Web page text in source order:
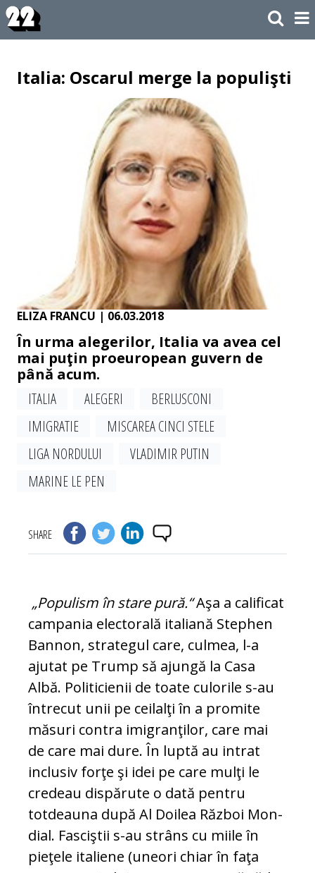
Italia: Oscarul merge la populişti
ELIZA FRANCU | 06.03.2018
În urma alegerilor, Italia va avea cel
mai puţin proeuropean guvern de
până acum.
ITALIA
ALEGERI
BERLUSCONI
IMIGRATIE
MISCAREA CINCI STELE
LIGA NORDULUI
VLA­DI­MIR PUTIN
MARINE LE PEN
SHARE
„Populism în stare pură.“Aşa a calificat
cam­pania electorală italiană Stephen
Bannon, stra­tegul care, culmea, l-a
ajutat pe Trump să ajun­gă la Casa
Albă. Politicienii de toate cu­lorile s-au
întrecut unii pe cei­lalţi în a promite
măsuri contra imigranţilor, care mai
de care mai dure. În luptă au intrat
inclusiv forţe şi idei pe care mulţi le
credeau dis­pă­rute o dată pentru
totdeauna după Al Doilea Război Mon­
dial. Fasciştii s-au strâns cu miile în
pieţele italiene (une­ori chiar în faţa